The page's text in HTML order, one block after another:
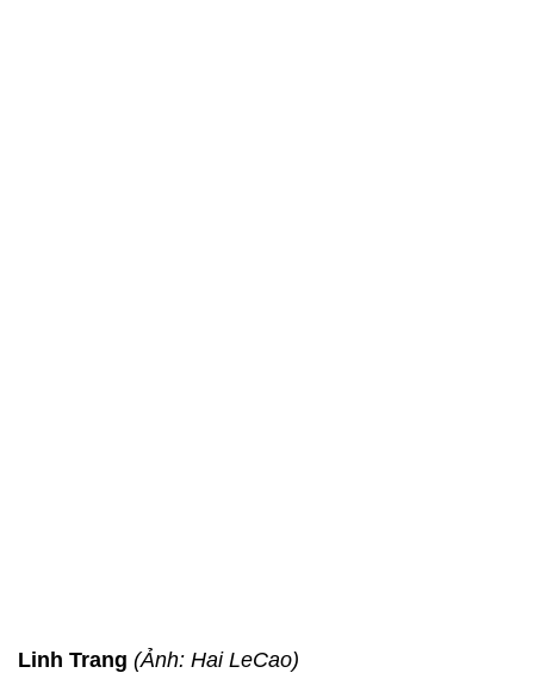
Linh Trang (Ảnh: Hai LeCao)